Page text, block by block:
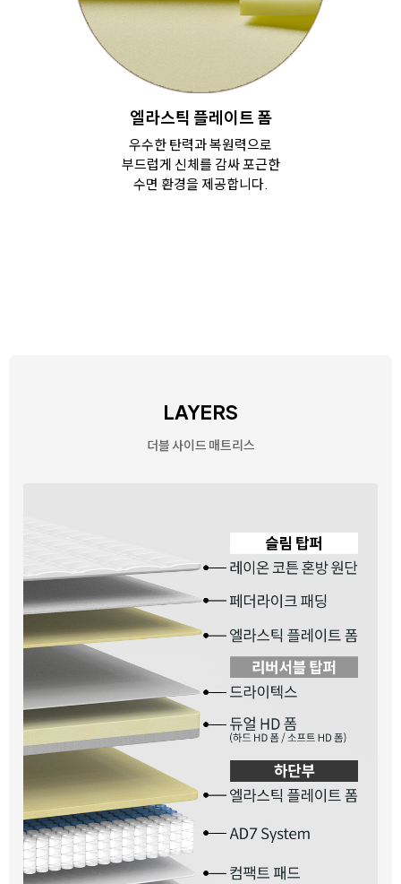
엘라스틱 플레이트 폼
우수한 탄력과 복원력으로
부드럽게 신체를 감싸 포근한
수면 환경을 제공합니다.
LAYERS
더블 사이드 매트리스